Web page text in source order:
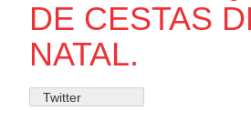
DE CESTAS
NATAL.
Twitter